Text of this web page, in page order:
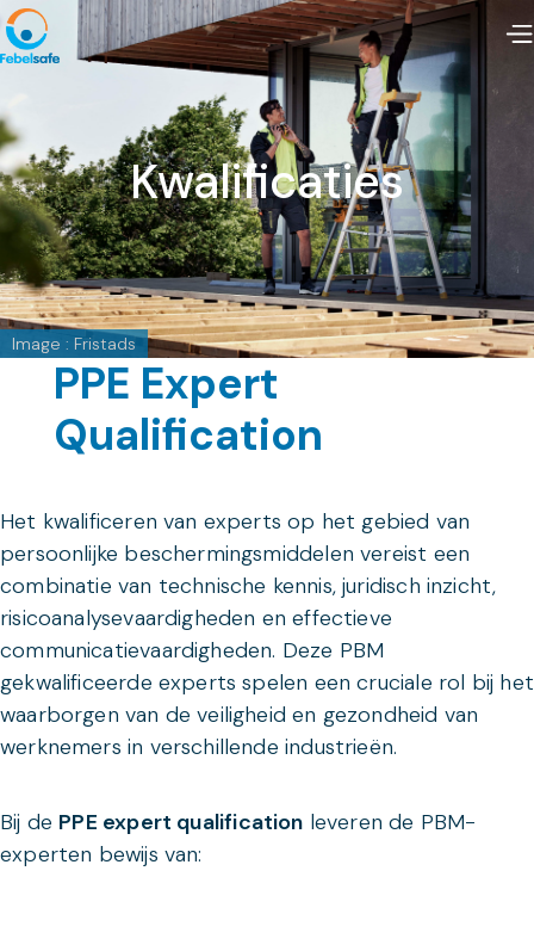
Kwalificaties
Image : Fristads
PPE Expert
Qualification
Het kwalificeren van experts op het gebied van
persoonlijke beschermingsmiddelen vereist een
combinatie van technische kennis, juridisch inzicht,
risicoanalysevaardigheden en effectieve
communicatievaardigheden. Deze PBM
gekwalificeerde experts spelen een cruciale rol bij het
waarborgen van de veiligheid en gezondheid van
werknemers in verschillende industrieën.
Bij de PPE expert qualification leveren de PBM-
experten bewijs van: